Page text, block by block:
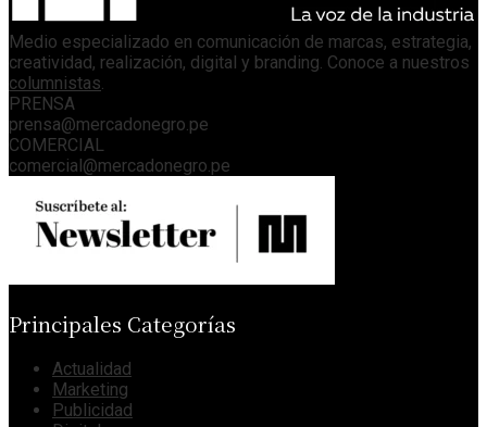
Medio especializado en comunicación de marcas, estrategia,
creatividad, realización, digital y branding. Conoce a nuestros
columnistas
PRENSA
prensa@mercadonegro.pe
COMERCIAL
comercial@mercadonegro.pe
Principales Categorías
Actualidad
Marketing
Publicidad